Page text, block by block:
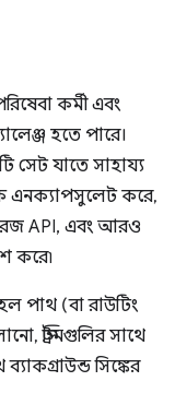
কর্মী এবং
হতে পারে।
সেট যাতে সাহায্য
এনক্যাপসুলেট করে,
API, এবং আরও
করে৷
পাথ (বা রাউটিং
স্ট্রিমগুলির সাথে
সিঙ্কের